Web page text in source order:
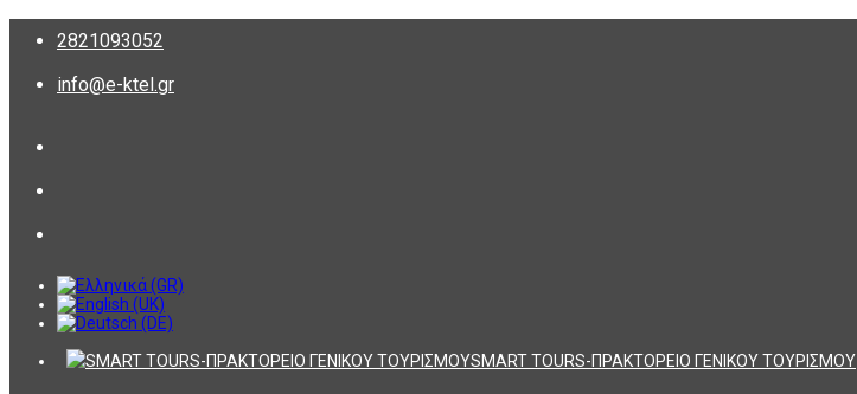
2821093052
info@e-ktel.gr
SMART TOURS-ΠΡΑΚΤΟΡΕΙΟ ΓΕΝΙΚΟΥ ΤΟΥΡΙΣΜΟΥ